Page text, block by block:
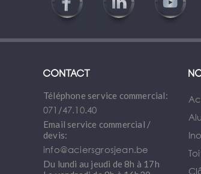
Contact
Téléphone service commercial:
071/47.10.40
Email service commercial /
devis:
info@aciersgrosjean.be
Du lundi au jeudi de 8h à 17h